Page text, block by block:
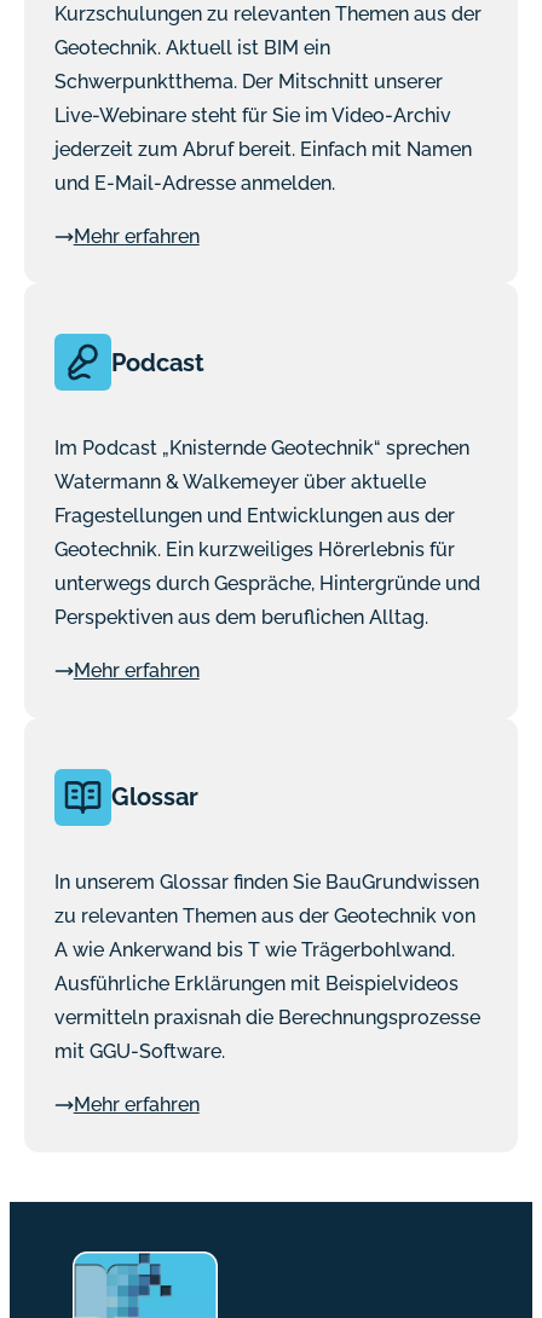
Kurzschulungen zu relevanten Themen aus der
Geotechnik. Aktuell ist BIM ein
Schwerpunktthema. Der Mitschnitt unserer
Live-Webinare steht für Sie im Video-Archiv
jederzeit zum Abruf bereit. Einfach mit Namen
und E-Mail-Adresse anmelden.
Mehr erfahren
Podcast
Im Podcast „Knisternde Geotechnik“ sprechen
Watermann & Walkemeyer über aktuelle
Fragestellungen und Entwicklungen aus der
Geotechnik. Ein kurzweiliges Hörerlebnis für
unterwegs durch Gespräche, Hintergründe und
Perspektiven aus dem beruflichen Alltag.
Mehr erfahren
Glossar
In unserem Glossar finden Sie BauGrundwissen
zu relevanten Themen aus der Geotechnik von
A wie Ankerwand bis T wie Trägerbohlwand.
Ausführliche Erklärungen mit Beispielvideos
vermitteln praxisnah die Berechnungsprozesse
mit GGU-Software.
Mehr erfahren